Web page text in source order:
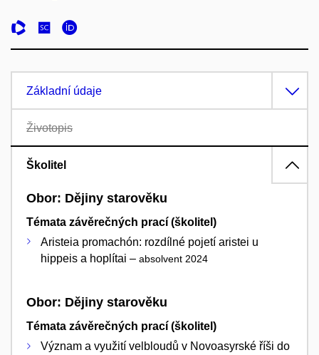
Základní údaje
Životopis
Školitel
Obor: Dějiny starověku
Témata závěrečných prací (školitel)
Aristeia promachón: rozdílné pojetí aristei u
hippeis a hoplítai – absolvent 2024
Obor: Dějiny starověku
Témata závěrečných prací (školitel)
Význam a využití velbloudů v Novoasyrské říši do